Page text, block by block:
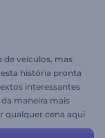
de veículos, mas
história pronta
interessantes
maneira mais
qualquer cena aqui